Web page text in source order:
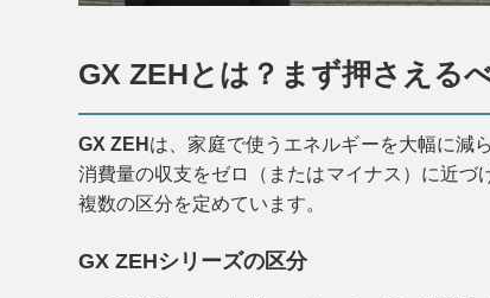
GX ZEHとは？まず押さえる
GX ZEH は、家庭で使うエネルギーを大幅に減
消費量の収支をゼロ（またはマイナス）に近づ
複数の区分を定めています。
GX ZEHシリーズの区分